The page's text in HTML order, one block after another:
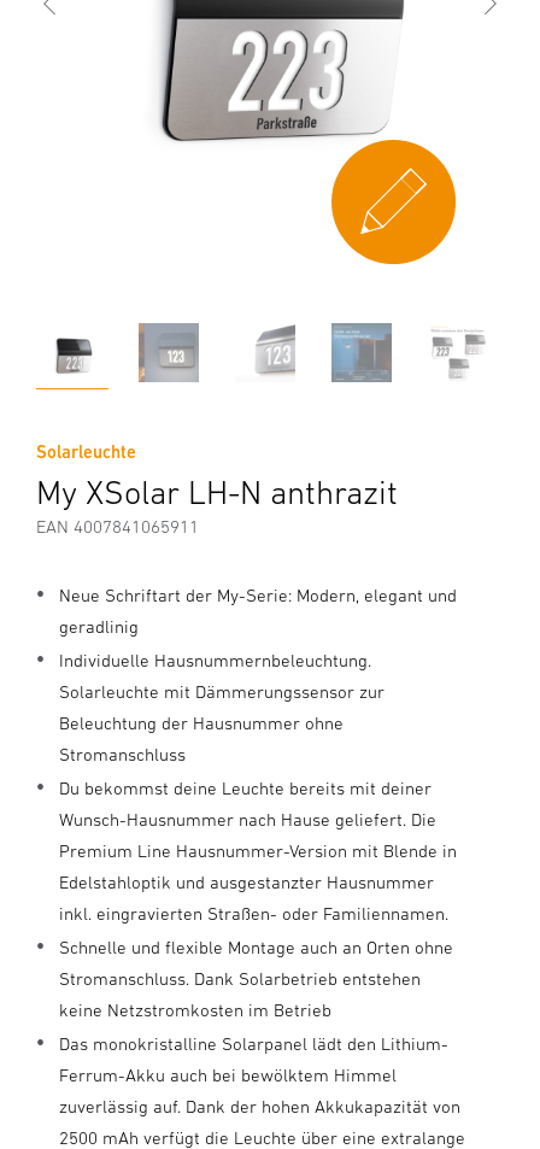
Solarleuchte
My XSolar LH-N anthrazit
EAN 4007841065911
Neue Schriftart der My-Serie: Modern, elegant und
geradlinig
Individuelle Hausnummernbeleuchtung.
Solarleuchte mit Dämmerungssensor zur
Beleuchtung der Hausnummer ohne
Stromanschluss
Du bekommst deine Leuchte bereits mit deiner
Wunsch-Hausnummer nach Hause geliefert. Die
Premium Line Hausnummer-Version mit Blende in
Edelstahloptik und ausgestanzter Hausnummer
inkl. eingravierten Straßen- oder Familiennamen.
Schnelle und flexible Montage auch an Orten ohne
Stromanschluss. Dank Solarbetrieb entstehen
keine Netzstromkosten im Betrieb
Das monokristalline Solarpanel lädt den Lithium-
Ferrum-Akku auch bei bewölktem Himmel
zuverlässig auf. Dank der hohen Akkukapazität von
2500 mAh verfügt die Leuchte über eine extralange